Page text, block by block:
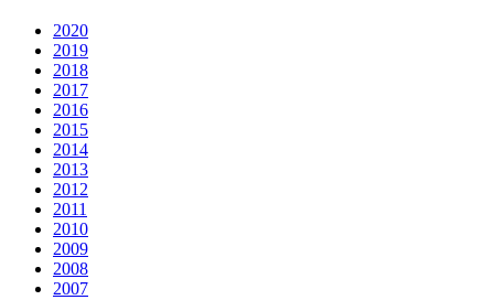
2020
2019
2018
2017
2016
2015
2014
2013
2012
2011
2010
2009
2008
2007